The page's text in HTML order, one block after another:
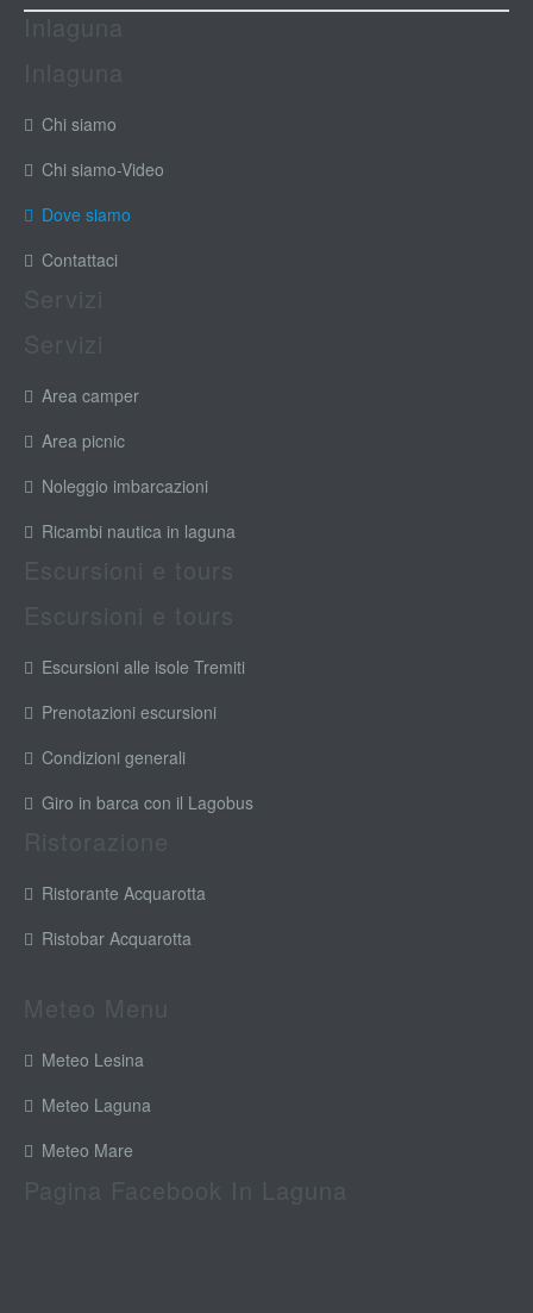
Chi siamo
Chi siamo-Video
Dove siamo
Contattaci
Area camper
Area picnic
Noleggio imbarcazioni
Ricambi nautica in laguna
Escursioni alle isole Tremiti
Prenotazioni escursioni
Condizioni generali
Giro in barca con il Lagobus
Ristorante Acquarotta
Ristobar Acquarotta
Meteo Lesina
Meteo Laguna
Meteo Mare